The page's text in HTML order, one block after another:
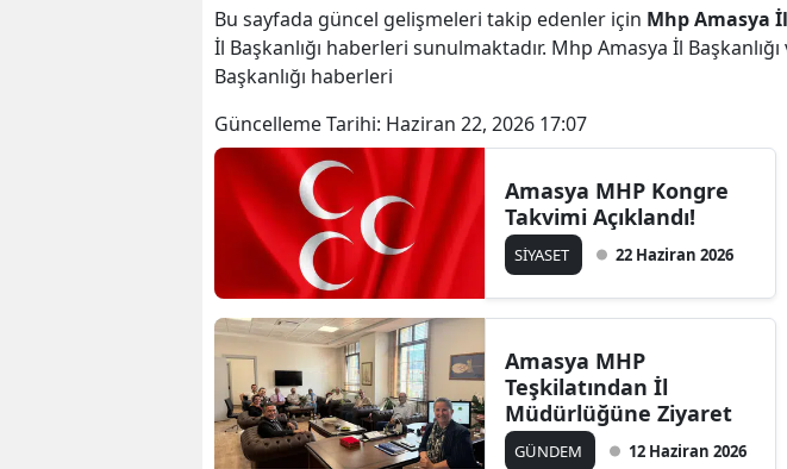
Bu sayfada güncel gelişmeleri takip edenler için Mhp Amasya
İl Başkanlığı haberleri sunulmaktadır. Mhp Amasya İl
Başkanlığı haberleri
Güncelleme Tarihi: Haziran 22, 2026 17:07
Amasya MHP Kongre
Takvimi Açıklandı!
SİYASET 22 Haziran 2026
Amasya MHP
Teşkilatından İl
Müdürlüğüne Ziyaret
GÜNDEM 12 Haziran 2026